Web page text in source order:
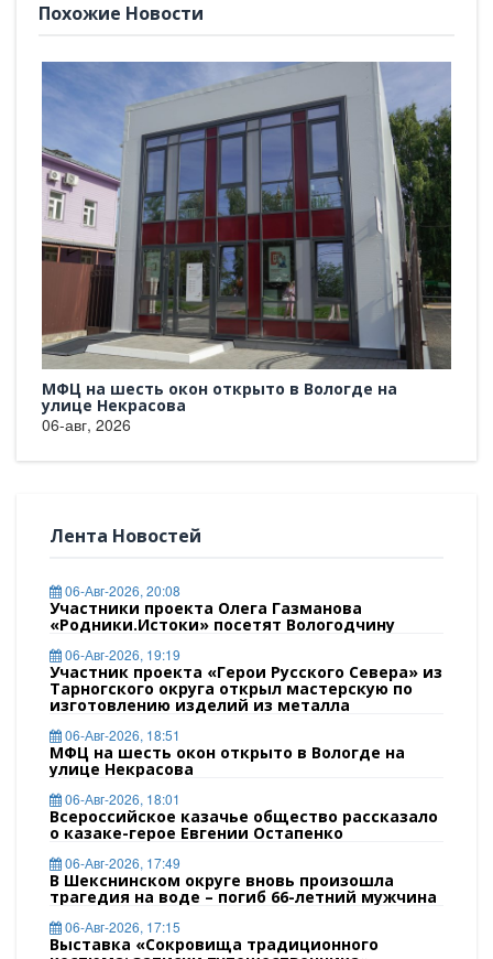
Похожие Новости
МФЦ на шесть окон открыто в Вологде на
улице Некрасова
06-авг, 2026
Лента Новостей
06-Авг-2026, 20:08
Участники проекта Олега Газманова
«Родники.Истоки» посетят Вологодчину
06-Авг-2026, 19:19
Участник проекта «Герои Русского Севера» из
Тарногского округа открыл мастерскую по
изготовлению изделий из металла
06-Авг-2026, 18:51
МФЦ на шесть окон открыто в Вологде на
улице Некрасова
06-Авг-2026, 18:01
Всероссийское казачье общество рассказало
о казаке-герое Евгении Остапенко
06-Авг-2026, 17:49
В Шекснинском округе вновь произошла
трагедия на воде – погиб 66-летний мужчина
06-Авг-2026, 17:15
Выставка «Сокровища традиционного